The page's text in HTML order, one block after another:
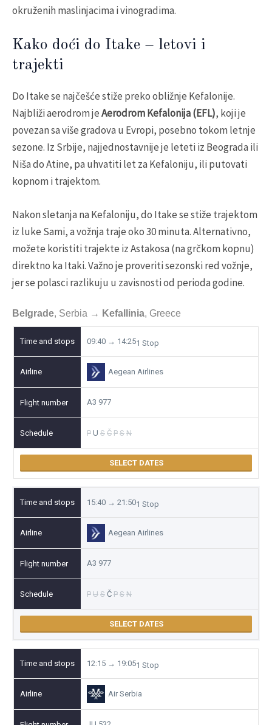
okruženih maslinjacima i vinogradima.
Kako doći do Itake – letovi i
trajekti
Do Itake se najčešće stiže preko obližnje Kefalonije.
Najbliži aerodrom jeAerodrom Kefalonija (EFL), koji je
povezan sa više gradova u Evropi, posebno tokom letnje
sezone. Iz Srbije, najjednostavnije je leteti iz Beograda ili
Niša do Atine, pa uhvatiti let za Kefaloniju, ili putovati
kopnom i trajektom.
Nakon sletanja na Kefaloniju, do Itake se stiže trajektom
iz luke Sami, a vožnja traje oko 30 minuta. Alternativno,
možete koristiti trajekte iz Astakosa (na grčkom kopnu)
direktno ka Itaki. Važno je proveriti sezonski red vožnje,
jer se polasci razlikuju u zavisnosti od perioda godine.
Belgrade, Serbia → Kefallinia, Greece
09:40 → 14:251 Stop
Aegean Airlines
A3 977
P U S Č P S N
SELECT DATES
15:40 → 21:501 Stop
Aegean Airlines
A3 977
P U S Č P S N
SELECT DATES
12:15 → 19:051 Stop
Air Serbia